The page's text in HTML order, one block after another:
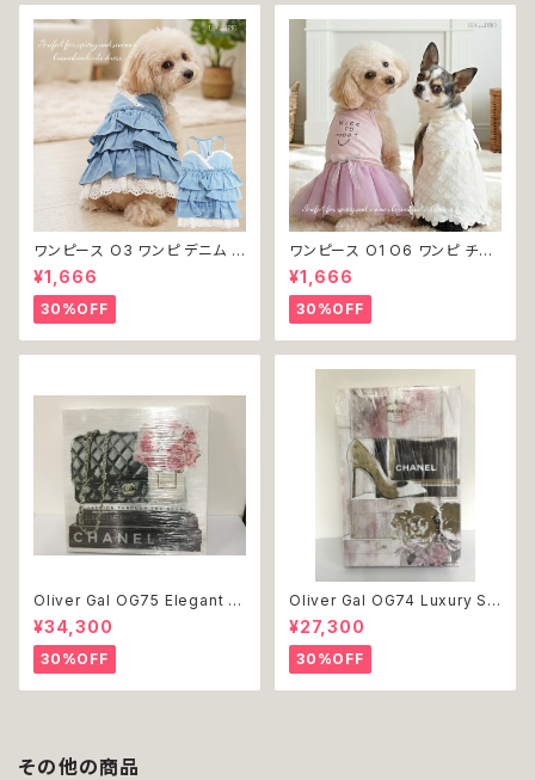
ワンピース O3 ワンピ デニム プ
リーツ レース 女の子 犬 犬服
小型 猫 服 洋服 ペット dog ド
ッグウェア おしゃれ かわいい 返
品交換不可
¥1,666
30%OFF
ワンピース O1 O6 ワンピ チュ
ール レース 花 フラワー 女の子
犬 犬服 小型 猫 服 洋服 ペット
dog ドッグウェア おしゃれ かわ
いい 返品交換不可
¥1,666
30%OFF
Oliver Gal OG75 Elegant E
ssentials Paris 絵 アート イ
ンテリア お祝い 贈り物 プレゼ
ント 結婚 新築 開店 周年 バー
スデイ 誕生日 ご褒美
¥34,300
30%OFF
Oliver Gal OG74 Luxury St
acked Shoes Rose Giftbo
x 絵 アート インテリア お祝い
贈り物 プレゼント 結婚 新築 開
店 周年 バースデイ 誕生日 ご褒
美
¥27,300
30%OFF
その他の商品